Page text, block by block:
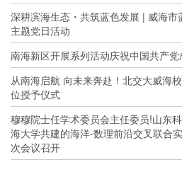
深耕滨海生态・共筑蓝色发展 | 威海
主题党日活动
南海新区开展系列活动庆祝中国共产
从南海启航 向未来奔赴！北交大威海
位授予仪式
穆穆院士任学术委员会主任委员!山东
海大学共建的海洋-数理前沿交叉联合
次会议召开